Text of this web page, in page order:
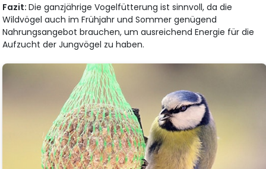
Fazit:Die ganzjährige Vogelfütterung ist sinnvoll, da die
Wildvögel auch im Frühjahr und Sommer genügend
Nahrungsangebot brauchen, um ausreichend Energie für die
Aufzucht der Jungvögel zu haben.